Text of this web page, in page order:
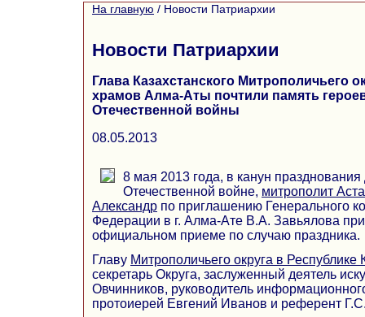
На главную / Новости Патриархии
Новости Патриархии
Глава Казахстанского Митрополичьего
храмов Алма-Аты почтили память
Отечественной войны
08.05.2013
8 мая 2013 года, в канун
Отечественной войне, митрополит
Александр по приглашению Генерального
Федерации в г. Алма-Ате В.А. Завьялова
официальном приеме по случаю праздника.
Главу Митрополичьего округа в Республике
секретарь Округа, заслуженный деятель
Овчинников, руководитель
протоиерей Евгений Иванов и референт